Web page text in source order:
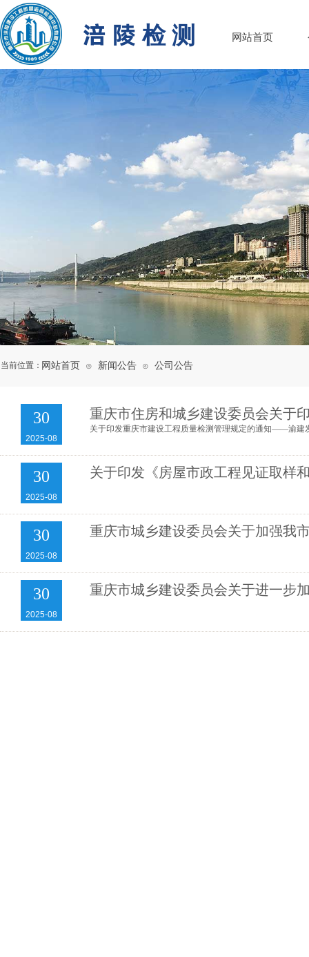
网站首页
涪 陵 检 测
网站首页 ⊙ 新闻公告 ⊙ 公司公告
当前位置：
30
2025-08
重庆市住房和城乡建设委员会关于
关于印发重庆市建设工程质量检测管理规定的通知——渝建
30
2025-08
关于印发《房屋市政工程见证取样
30
2025-08
重庆市城乡建设委员会关于加强我
30
2025-08
重庆市城乡建设委员会关于进一步